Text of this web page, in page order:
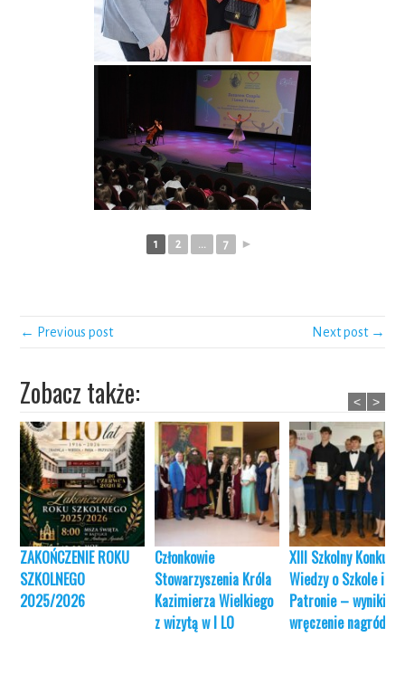
1 2 ... 7 ►
← Previous post Next post →
Zobacz także:
ZAKOŃCZENIE ROKU
SZKOLNEGO
2025/2026
Członkowie
Stowarzyszenia Króla
Kazimierza Wielkiego
z wizytą w I LO
XIII Szkolny Konkurs
Wiedzy o Szkole i jej
Patronie – wyniki i
wręczenie nagród
< >